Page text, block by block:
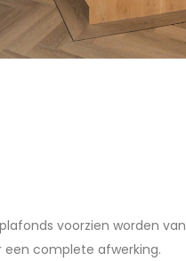
voorzien worden van
een complete afwerking.